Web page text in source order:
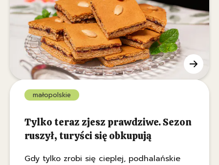
małopolskie
Tylko teraz zjesz prawdziwe. Sezon
ruszył, turyści się obkupują
Gdy tylko zrobi się cieplej, podhalańskie